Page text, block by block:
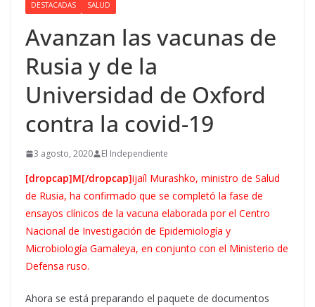
DESTACADAS SALUD
Avanzan las vacunas de
Rusia y de la
Universidad de Oxford
contra la covid-19
3 agosto, 2020 El Independiente
[dropcap]M[/dropcap]ijaíl Murashko, ministro de Salud
de Rusia, ha confirmado que se completó la fase de
ensayos clínicos de la vacuna elaborada por el Centro
Nacional de Investigación de Epidemiología y
Microbiología Gamaleya, en conjunto con el Ministerio de
Defensa ruso.
Ahora se está preparando el paquete de documentos